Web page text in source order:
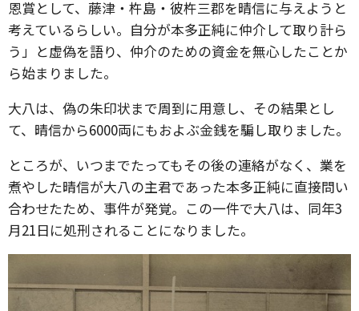
恩賞として、藤津・杵島・彼杵三郡を晴信に与えようと
考えているらしい。自分が本多正純に仲介して取り計ら
う」と虚偽を語り、仲介のための資金を無心したことか
ら始まりました。
大八は、偽の朱印状まで周到に用意し、その結果とし
て、晴信から6000両にもおよぶ金銭を騙し取りました。
ところが、いつまでたってもその後の連絡がなく、業を
煮やした晴信が大八の主君であった本多正純に直接問い
合わせたため、事件が発覚。この一件で大八は、同年3
月21日に処刑されることになりました。